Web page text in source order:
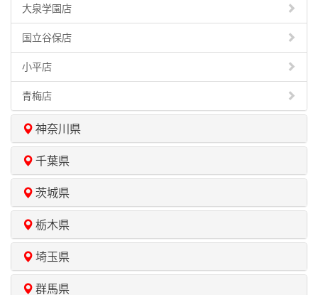
大泉学園店
国立谷保店
小平店
青梅店
神奈川県
千葉県
茨城県
栃木県
埼玉県
群馬県